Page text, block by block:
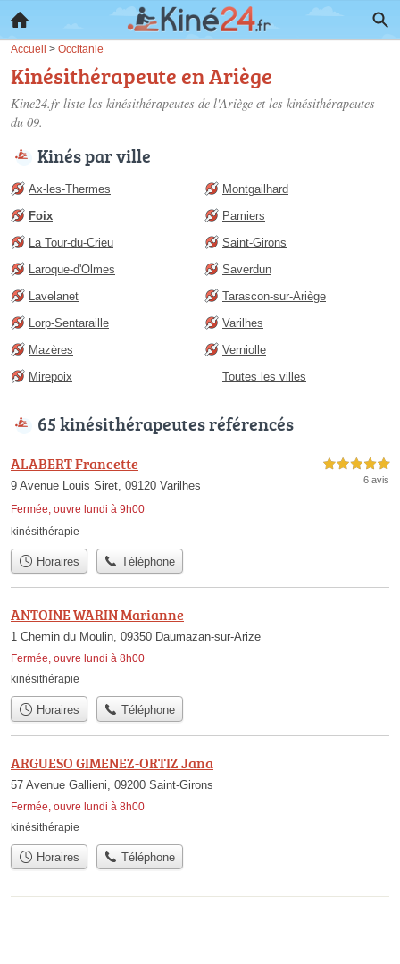
Accueil > Occitanie
Kinésithérapeute en Ariège
Kine24.fr liste les kinésithérapeutes de l'Ariège et les kinésithérapeutes
du 09.
Kinés par ville
Ax-les-Thermes
Foix
La Tour-du-Crieu
Laroque-d'Olmes
Lavelanet
Lorp-Sentaraille
Mazères
Mirepoix
Montgailhard
Pamiers
Saint-Girons
Saverdun
Tarascon-sur-Ariège
Varilhes
Verniolle
Toutes les villes
65 kinésithérapeutes référencés
ALABERT Francette
9 Avenue Louis Siret, 09120 Varilhes
Fermée, ouvre lundi à 9h00
5,0 étoiles sur 5
6 avis
kinésithérapie
Horaires Téléphone
ANTOINE WARIN Marianne
1 Chemin du Moulin, 09350 Daumazan-sur-Arize
Fermée, ouvre lundi à 8h00
kinésithérapie
Horaires Téléphone
ARGUESO GIMENEZ-ORTIZ Jana
57 Avenue Gallieni, 09200 Saint-Girons
Fermée, ouvre lundi à 8h00
kinésithérapie
Horaires Téléphone